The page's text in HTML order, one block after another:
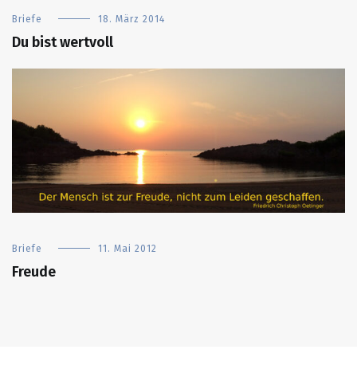
Briefe 18. März 2014
Du bist wertvoll
Briefe 11. Mai 2012
Freude